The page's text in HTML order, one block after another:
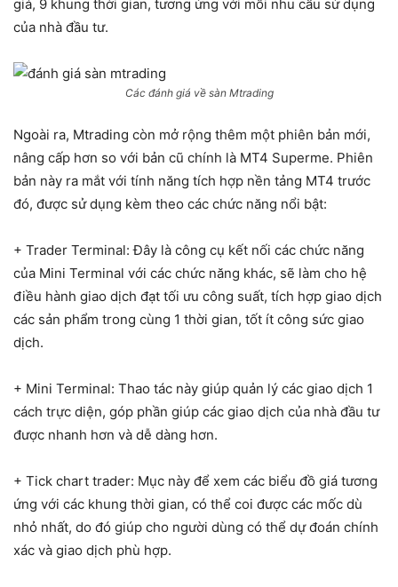
giá, 9 khung thời gian, tương ứng với mỗi nhu cầu sử dụng
của nhà đầu tư.
Các đánh giá về sàn Mtrading
Ngoài ra, Mtrading còn mở rộng thêm một phiên bản mới,
nâng cấp hơn so với bản cũ chính là MT4 Superme. Phiên
bản này ra mắt với tính năng tích hợp nền tảng MT4 trước
đó, được sử dụng kèm theo các chức năng nổi bật:
+ Trader Terminal: Đây là công cụ kết nối các chức năng
của Mini Terminal với các chức năng khác, sẽ làm cho hệ
điều hành giao dịch đạt tối ưu công suất, tích hợp giao dịch
các sản phẩm trong cùng 1 thời gian, tốt ít công sức giao
dịch.
+ Mini Terminal: Thao tác này giúp quản lý các giao dịch 1
cách trực diện, góp phần giúp các giao dịch của nhà đầu tư
được nhanh hơn và dễ dàng hơn.
+ Tick chart trader: Mục này để xem các biểu đồ giá tương
ứng với các khung thời gian, có thể coi được các mốc dù
nhỏ nhất, do đó giúp cho người dùng có thể dự đoán chính
xác và giao dịch phù hợp.